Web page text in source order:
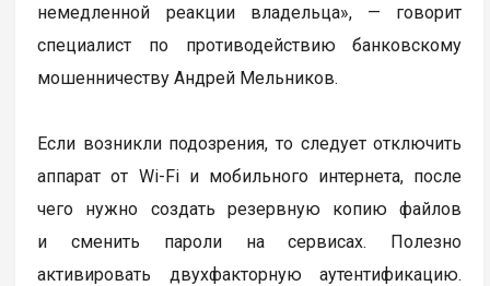
немедленной реакции владельца», — говорит
специалист по противодействию банковскому
мошенничеству Андрей Мельников.
Если возникли подозрения, то следует отключить
аппарат от Wi-Fi и мобильного интернета, после
чего нужно создать резервную копию файлов
и сменить пароли на сервисах. Полезно
активировать двухфакторную аутентификацию.